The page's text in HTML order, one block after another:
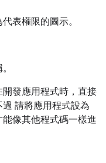
表權限的圖示。
發應用程式時，直接
請將應用程式設為
像其他程式碼一樣進